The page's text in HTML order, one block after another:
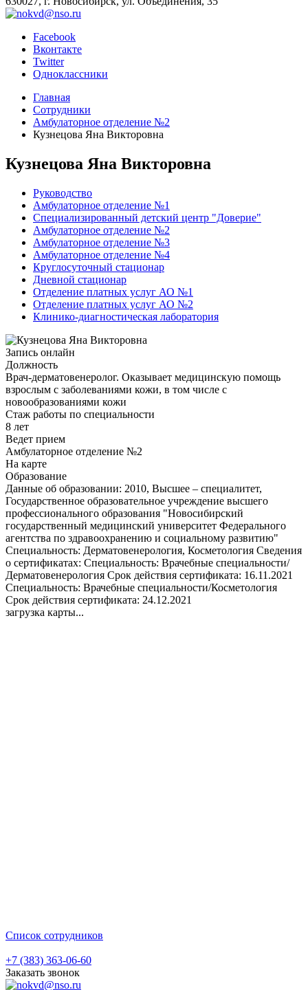
Facebook
Вконтакте
Twitter
Одноклассники
Главная
Сотрудники
Амбулаторное отделение №2
Кузнецова Яна Викторовна
Кузнецова Яна Викторовна
Руководство
Амбулаторное отделение №1
Специализированный детский центр "Доверие"
Амбулаторное отделение №2
Амбулаторное отделение №3
Амбулаторное отделение №4
Круглосуточный стационар
Дневной стационар
Отделение платных услуг АО №1
Отделение платных услуг АО №2
Клинико-диагностическая лаборатория
Запись онлайн
Должность
Врач-дерматовенеролог. Оказывает медицинскую помощь
взрослым с заболеваниями кожи, в том числе с
новообразованиями кожи
Стаж работы по специальности
8 лет
Ведет прием
Амбулаторное отделение №2
На карте
Образование
Данные об образовании: 2010, Высшее – специалитет,
Государственное образовательное учреждение высшего
профессионального образования "Новосибирский
государственный медицинский университет Федерального
агентства по здравоохранению и социальному развитию"
Специальность: Дерматовенерология, Косметология Сведения
о сертификатах: Специальность: Врачебные специальности/
Дерматовенерология Срок действия сертификата: 16.11.2021
Специальность: Врачебные специальности/Косметология
Срок действия сертификата: 24.12.2021
загрузка карты...
Список сотрудников
+7 (383) 363-06-60
Заказать звонок